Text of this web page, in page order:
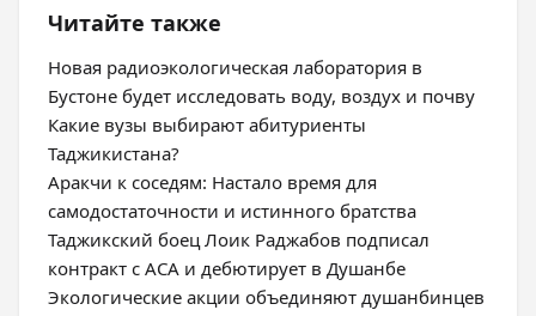
Читайте также
Новая радиоэкологическая лаборатория в
Бустоне будет исследовать воду, воздух и почву
Какие вузы выбирают абитуриенты
Таджикистана?
Аракчи к соседям: Настало время для
самодостаточности и истинного братства
Таджикский боец Лоик Раджабов подписал
контракт с ACA и дебютирует в Душанбе
Экологические акции объединяют душанбинцев